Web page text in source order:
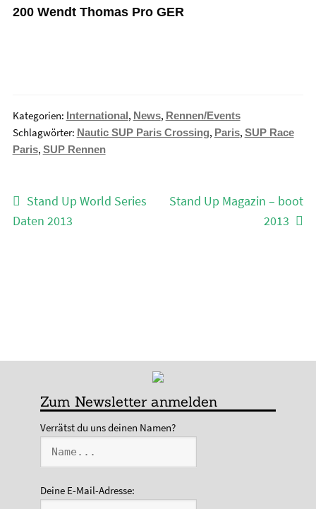
Zum Newsletter anmelden
Verrätst du uns deinen Namen?
Deine E-Mail-Adresse:
200 Wendt Thomas Pro GER
Kategorien: International, News, Rennen/Events
Schlagwörter: Nautic SUP Paris Crossing, Paris, SUP Race
Paris, SUP Rennen
Beitragsnavigation
Vorheriger
Beitrag:
Stand Up World Series
Daten 2013
Nächster
Stand Up Magazin – boot
2013